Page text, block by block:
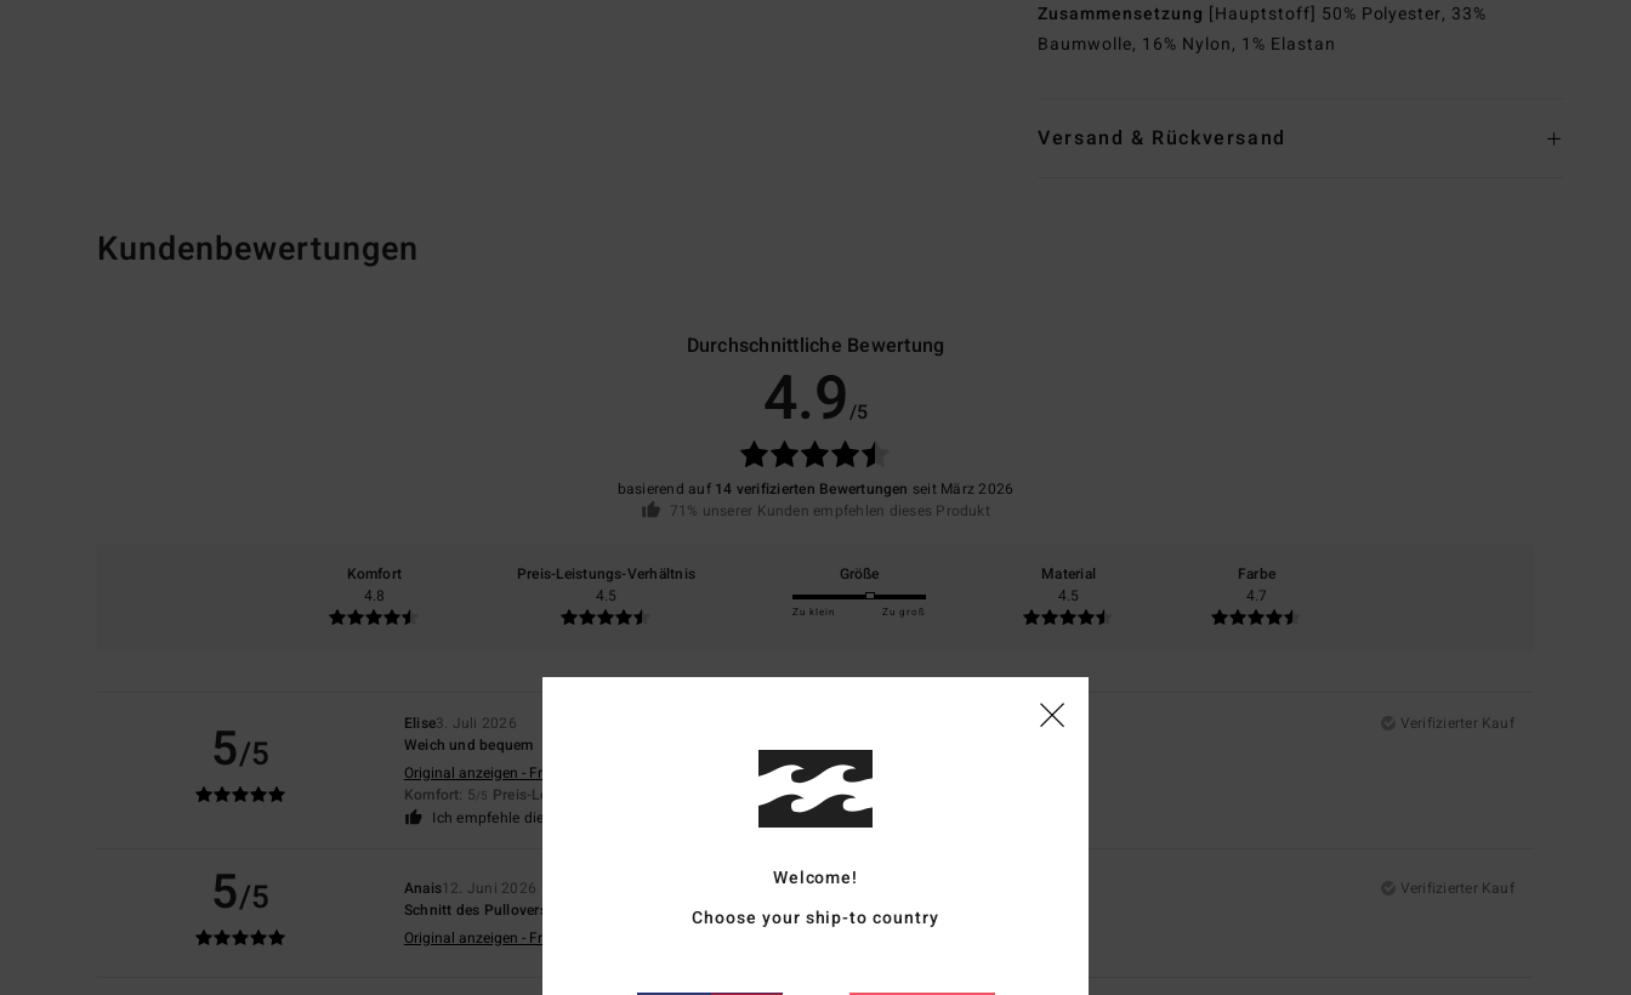
Zusammensetzung [Hauptstoff] 50% Polyester, 33%
Baumwolle, 16% Nylon, 1% Elastan
Versand & Rückversand
Kundenbewertungen
Durchschnittliche Bewertung
4.9/5
basierend auf 14 verifizierten Bewertungen seit März 2026
71% unserer Kunden empfehlen dieses Produkt
Komfort
4.8
Preis-Leistungs-Verhältnis
4.5
Größe
Zu klein Zu groß
Material
4.5
Farbe
4.7
5/5
Elise3. Juli 2026
Verifizierter Kauf
Weich und bequem
Original anzeigen - Français
Komfort: 5/5 Preis-Leistungs-Verhältnis : Perfekte Größe
Ich empfehle dieses Produkt
5/5 Anais12. Juni 2026
Verifizierter Kauf
Schnitt des Pullovers und Preis
Original anzeigen - Français
Welcome!
Choose your ship-to country